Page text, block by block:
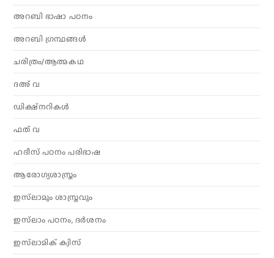
അറബി ഭാഷാ പഠനം
അറബി ഗ്രന്ഥങ്ങൾ
ചരിത്രം/ആത്മകഥ
ദഅ് വ
ഡിക്ഷ്നറികൾ
ഫത് വ
ഹദീസ് പഠനം പരിഭാഷ
ആരോഗ്യശാസ്ത്രം
ഇസ്‌ലാമും ശാസ്ത്രവും
ഇസ്‌ലാം പഠനം, ദർശനം
ഇസ്‌ലാമിക് ക്വിസ്